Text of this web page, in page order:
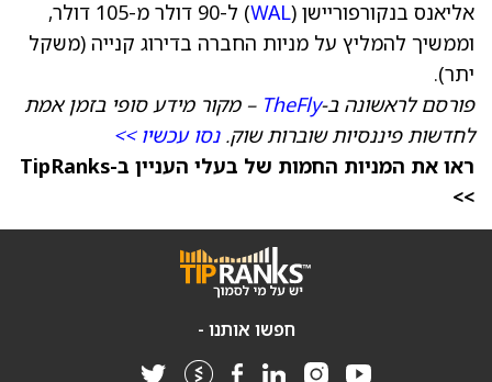
אליאנס בנקורפוריישן (WAL
) ל-90 דולר מ-105 דולר,
וממשיך להמליץ על מניות החברה בדירוג קנייה (משקל
יתר).
פורסם לראשונה ב-TheFly – מקור מידע סופי בזמן אמת
לחדשות פיננסיות שוברות שוק.נסו עכשיו >>
ראו את המניות החמות של בעלי העניין ב-TipRanks
>>
חפשו אותנו -